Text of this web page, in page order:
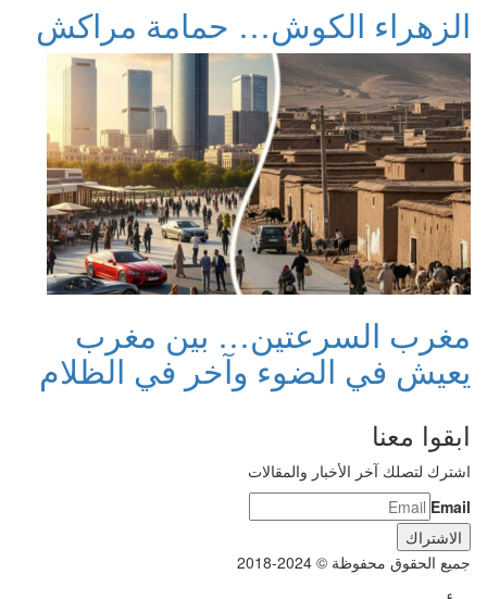
الزهراء الكوش… حمامة مراكش
مغرب السرعتين… بين مغرب
يعيش في الضوء وآخر في الظلام
ابقوا معنا
اشترك لتصلك آخر الأخبار والمقالات
Email
جميع الحقوق محفوظة © 2024-2018